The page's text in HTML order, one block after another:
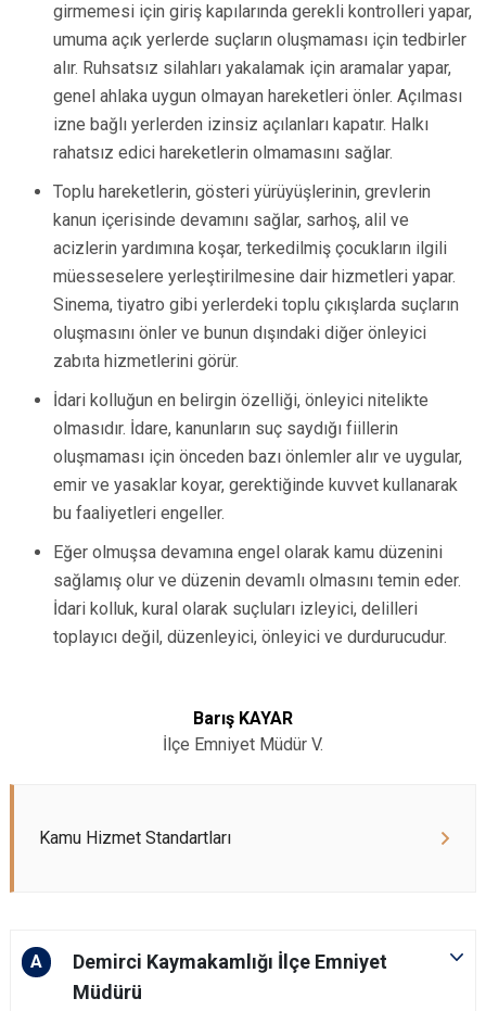
girmemesi için giriş kapılarında gerekli kontrolleri yapar,
umuma açık yerlerde suçların oluşmaması için tedbirler
alır. Ruhsatsız silahları yakalamak için aramalar yapar,
genel ahlaka uygun olmayan hareketleri önler. Açılması
izne bağlı yerlerden izinsiz açılanları kapatır. Halkı
rahatsız edici hareketlerin olmamasını sağlar.
Toplu hareketlerin, gösteri yürüyüşlerinin, grevlerin
kanun içerisinde devamını sağlar, sarhoş, alil ve
acizlerin yardımına koşar, terkedilmiş çocukların ilgili
müesseselere yerleştirilmesine dair hizmetleri yapar.
Sinema, tiyatro gibi yerlerdeki toplu çıkışlarda suçların
oluşmasını önler ve bunun dışındaki diğer önleyici
zabıta hizmetlerini görür.
İdari kolluğun en belirgin özelliği, önleyici nitelikte
olmasıdır. İdare, kanunların suç saydığı fiillerin
oluşmaması için önceden bazı önlemler alır ve uygular,
emir ve yasaklar koyar, gerektiğinde kuvvet kullanarak
bu faaliyetleri engeller.
Eğer olmuşsa devamına engel olarak kamu düzenini
sağlamış olur ve düzenin devamlı olmasını temin eder.
İdari kolluk, kural olarak suçluları izleyici, delilleri
toplayıcı değil, düzenleyici, önleyici ve durdurucudur.
Barış KAYAR
İlçe Emniyet Müdür V.
Kamu Hizmet Standartları
A
Demirci Kaymakamlığı İlçe Emniyet
Müdürü